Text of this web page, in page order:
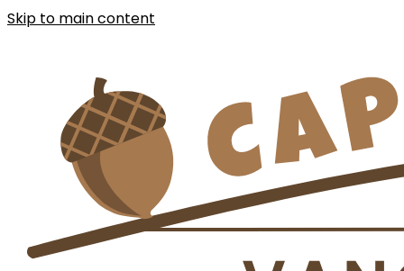
Skip to main content